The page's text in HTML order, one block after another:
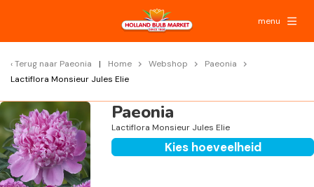
menu
Terug naar Paeonia Home Webshop
Paeonia
Lactiflora Monsieur Jules Elie
Paeonia
Lactiflora Monsieur Jules Elie
Kies hoeveelheid